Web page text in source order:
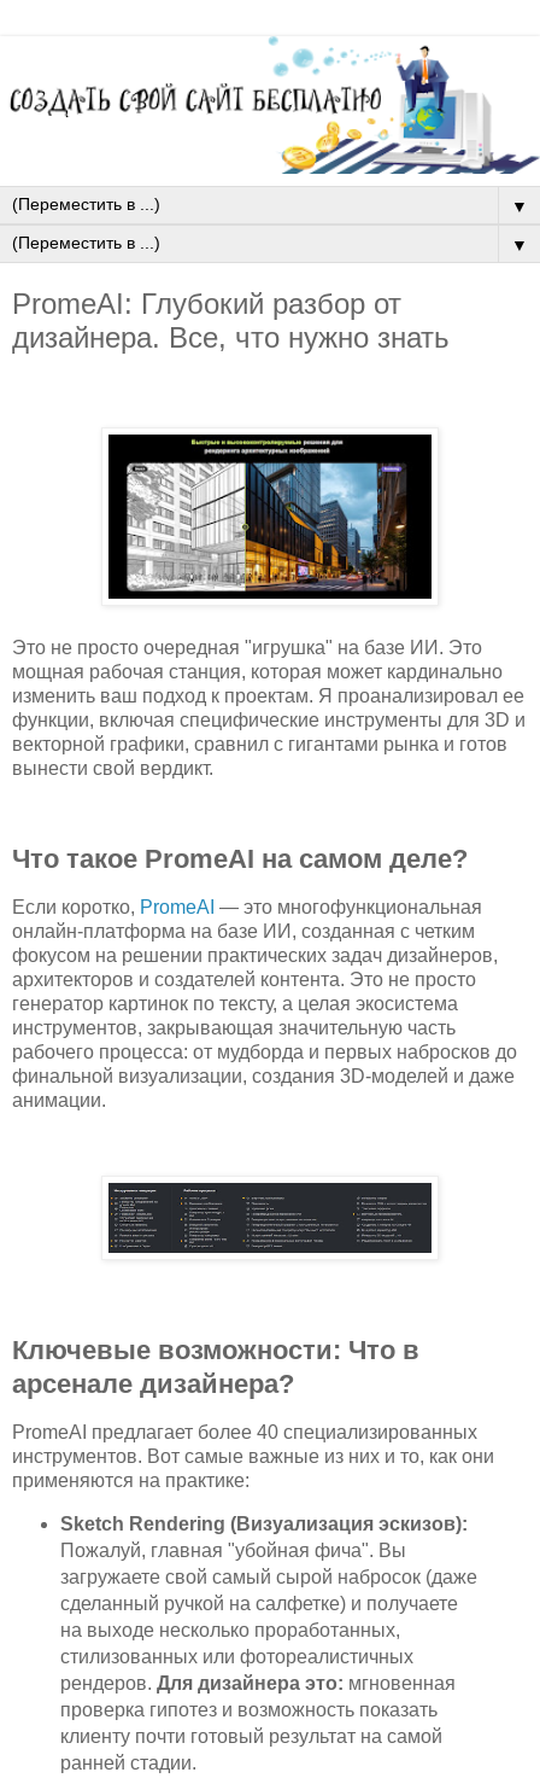
▼
▼
PromeAI: Глубокий разбор от
дизайнера. Все, что нужно знать
Это не просто очередная "игрушка" на базе ИИ. Это
мощная рабочая станция, которая может кардинально
изменить ваш подход к проектам. Я проанализировал ее
функции, включая специфические инструменты для 3D и
векторной графики, сравнил с гигантами рынка и готов
вынести свой вердикт.
Что такое PromeAI на самом деле?
Если коротко, PromeAI — это многофункциональная
онлайн-платформа на базе ИИ, созданная с четким
фокусом на решении практических задач дизайнеров,
архитекторов и создателей контента. Это не просто
генератор картинок по тексту, а целая экосистема
инструментов, закрывающая значительную часть
рабочего процесса: от мудборда и первых набросков до
финальной визуализации, создания 3D-моделей и даже
анимации.
Ключевые возможности: Что в
арсенале дизайнера?
PromeAI предлагает более 40 специализированных
инструментов. Вот самые важные из них и то, как они
применяются на практике:
Sketch Rendering (Визуализация эскизов):
Пожалуй, главная "убойная фича". Вы
загружаете свой самый сырой набросок (даже
сделанный ручкой на салфетке) и получаете
на выходе несколько проработанных,
стилизованных или фотореалистичных
рендеров. Для дизайнера это: мгновенная
проверка гипотез и возможность показать
клиенту почти готовый результат на самой
ранней стадии.